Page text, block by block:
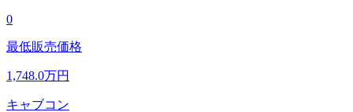
0
最低販売価格
1,748.0万円
キャブコン